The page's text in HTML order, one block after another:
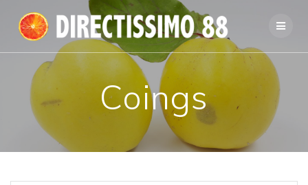
Passer
au
contenu
Coings